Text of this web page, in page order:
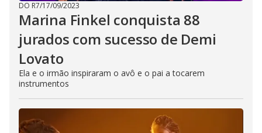
DO R7/17/09/2023
Marina Finkel conquista 88
jurados com sucesso de Demi
Lovato
Ela e o irmão inspiraram o avô e o pai a tocarem
instrumentos